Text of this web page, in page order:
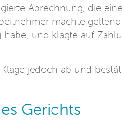
Abrechnung, die
machte
und klagte auf
jedoch ab und
Gerichts